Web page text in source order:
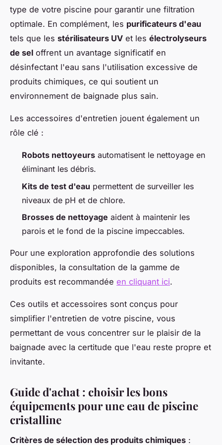
type de votre piscine pour garantir une filtration
optimale. En complément, les purificateurs d'eau
tels que les stérilisateurs UV et les électrolyseurs
de sel offrent un avantage significatif en
désinfectant l'eau sans l'utilisation excessive de
produits chimiques, ce qui soutient un
environnement de baignade plus sain.
Les accessoires d'entretien jouent également un
rôle clé :
Robots nettoyeurs automatisent le nettoyage en
éliminant les débris.
Kits de test d'eau permettent de surveiller les
niveaux de pH et de chlore.
Brosses de nettoyage aident à maintenir les
parois et le fond de la piscine impeccables.
Pour une exploration approfondie des solutions
disponibles, la consultation de la gamme de
produits est recommandée en cliquant ici.
Ces outils et accessoires sont conçus pour
simplifier l'entretien de votre piscine, vous
permettant de vous concentrer sur le plaisir de la
baignade avec la certitude que l'eau reste propre et
invitante.
Guide d'achat : choisir les bons
équipements pour une eau de piscine
cristalline
Critères de sélection des produits chimiques :